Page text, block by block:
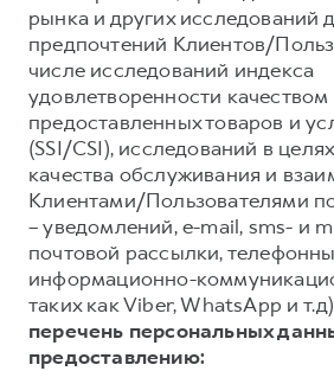
рынка и других исследований
предпочтений Клиентов/
числе исследований индекса
удовлетворенности качеством
предоставленных товаров и
(SSI/CSI), исследований в
качества обслуживания и
Клиентами/Пользователями
– уведомлений, e-mail, sms- и
почтовой рассылки,
информационно-
таких как Viber, WhatsApp и
перечень персональных
предоставлению: